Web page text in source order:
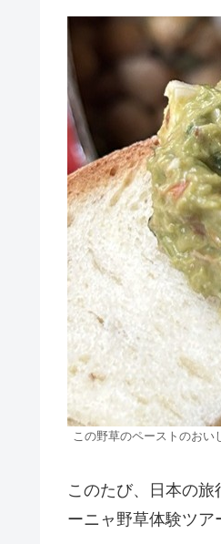
この野草のペーストのおい
このたび、日本の
ーニャ野草体験ツア